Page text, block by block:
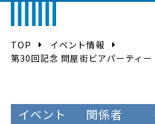
TOP
イベント情報
第30回記念 問屋街ビアパーティー
イベント 関係者